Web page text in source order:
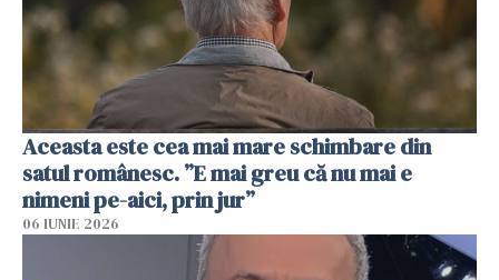
Aceasta este cea mai mare schimbare din
satul românesc. ”E mai greu că nu mai e
nimeni pe-aici, prin jur”
06 IUNIE 2026